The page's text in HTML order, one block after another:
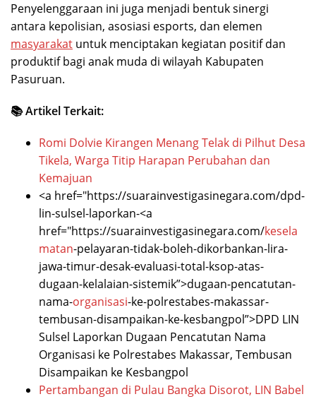
Penyelenggaraan ini juga menjadi bentuk sinergi
antara kepolisian, asosiasi esports, dan elemen
masyarakat untuk menciptakan kegiatan positif dan
produktif bagi anak muda di wilayah Kabupaten
Pasuruan.
📚 Artikel Terkait:
Romi Dolvie Kirangen Menang Telak di Pilhut Desa
Tikela, Warga Titip Harapan Perubahan dan
Kemajuan
<a href="https://suarainvestigasinegara.com/dpd-
lin-sulsel-laporkan-<a
href="https://suarainvestigasinegara.com/kesela
matan-pelayaran-tidak-boleh-dikorbankan-lira-
jawa-timur-desak-evaluasi-total-ksop-atas-
dugaan-kelalaian-sistemik”>dugaan-pencatutan-
nama-organisasi-ke-polrestabes-makassar-
tembusan-disampaikan-ke-kesbangpol”>DPD LIN
Sulsel Laporkan Dugaan Pencatutan Nama
Organisasi ke Polrestabes Makassar, Tembusan
Disampaikan ke Kesbangpol
Pertambangan di Pulau Bangka Disorot, LIN Babel